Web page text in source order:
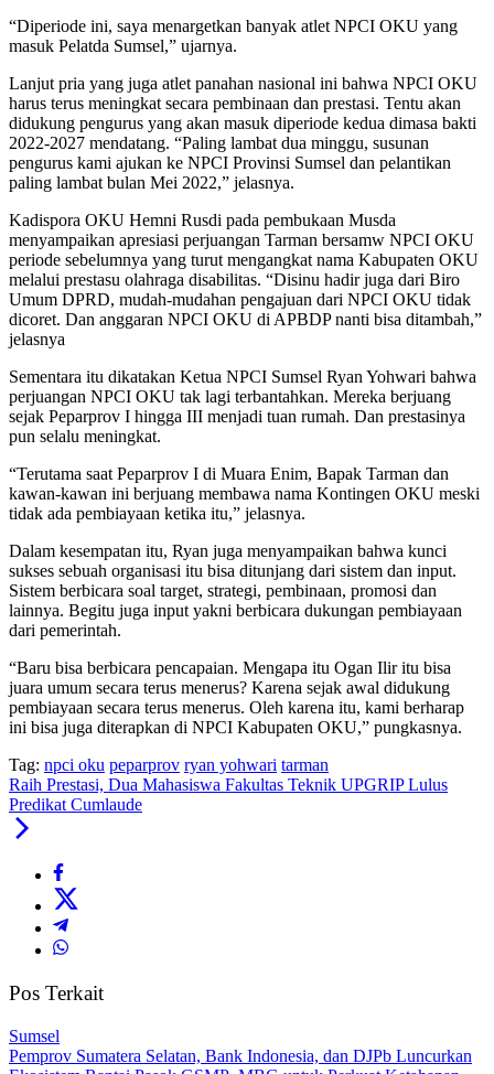
“Diperiode ini, saya menargetkan banyak atlet NPCI OKU yang
masuk Pelatda Sumsel,” ujarnya.
Lanjut pria yang juga atlet panahan nasional ini bahwa NPCI OKU
harus terus meningkat secara pembinaan dan prestasi. Tentu akan
didukung pengurus yang akan masuk diperiode kedua dimasa bakti
2022-2027 mendatang. “Paling lambat dua minggu, susunan
pengurus kami ajukan ke NPCI Provinsi Sumsel dan pelantikan
paling lambat bulan Mei 2022,” jelasnya.
Kadispora OKU Hemni Rusdi pada pembukaan Musda
menyampaikan apresiasi perjuangan Tarman bersamw NPCI OKU
periode sebelumnya yang turut mengangkat nama Kabupaten OKU
melalui prestasu olahraga disabilitas. “Disinu hadir juga dari Biro
Umum DPRD, mudah-mudahan pengajuan dari NPCI OKU tidak
dicoret. Dan anggaran NPCI OKU di APBDP nanti bisa ditambah,”
jelasnya
Sementara itu dikatakan Ketua NPCI Sumsel Ryan Yohwari bahwa
perjuangan NPCI OKU tak lagi terbantahkan. Mereka berjuang
sejak Peparprov I hingga III menjadi tuan rumah. Dan prestasinya
pun selalu meningkat.
“Terutama saat Peparprov I di Muara Enim, Bapak Tarman dan
kawan-kawan ini berjuang membawa nama Kontingen OKU meski
tidak ada pembiayaan ketika itu,” jelasnya.
Dalam kesempatan itu, Ryan juga menyampaikan bahwa kunci
sukses sebuah organisasi itu bisa ditunjang dari sistem dan input.
Sistem berbicara soal target, strategi, pembinaan, promosi dan
lainnya. Begitu juga input yakni berbicara dukungan pembiayaan
dari pemerintah.
“Baru bisa berbicara pencapaian. Mengapa itu Ogan Ilir itu bisa
juara umum secara terus menerus? Karena sejak awal didukung
pembiayaan secara terus menerus. Oleh karena itu, kami berharap
ini bisa juga diterapkan di NPCI Kabupaten OKU,” pungkasnya.
Tag: npci oku peparprov ryan yohwari tarman
Raih Prestasi, Dua Mahasiswa Fakultas Teknik UPGRIP Lulus
Predikat Cumlaude
Pos Terkait
Sumsel
Pemprov Sumatera Selatan, Bank Indonesia, dan DJPb Luncurkan